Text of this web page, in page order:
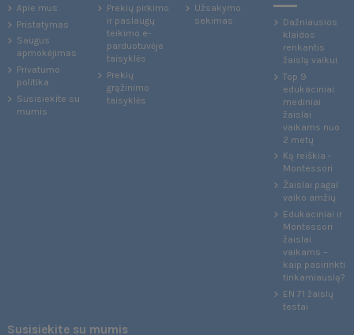
Apie mus
Pristatymas
Saugus
apmokėjimas
Privatumo
politika
Susisiekite su
mumis
Prekių pirkimo
ir paslaugų
teikimo e-
parduotuvėje
taisyklės
Prekių
grąžinimo
taisyklės
Užsakymo
sekimas
Dažniausios
klaidos
renkantis
žaislą vaikui
Top 9
edukaciniai
mediniai
žaislai
vaikams nuo
2 metų
Ką reiškia -
Montessori
Žaislai pagal
vaiko amžių
Edukaciniai ir
Montessori
žaislai
vaikams –
kaip pasirinkti
tinkamiausią?
EN 71 žaislų
testai
Susisiekite su mumis